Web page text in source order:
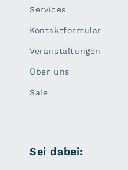
Services
Kontaktformular
Veranstaltungen
Über uns
Sale
Sei dabei: